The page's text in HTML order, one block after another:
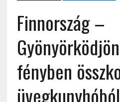
Finnország –
fényben
üvegkunyhóból